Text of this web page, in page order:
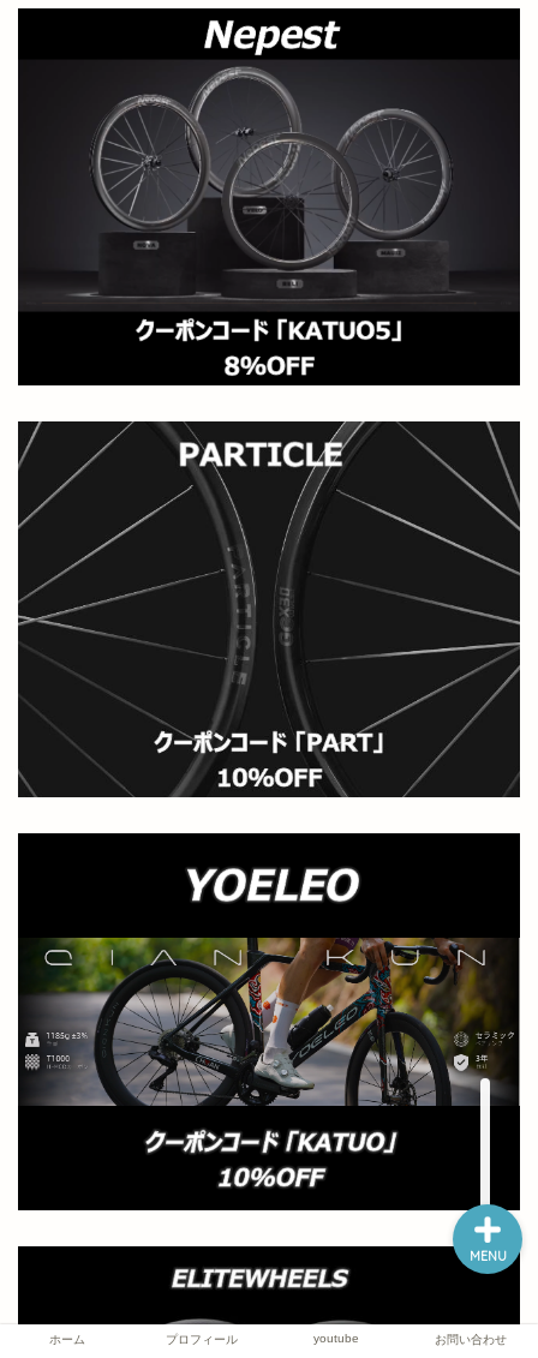
ホーム プロフィール youtube お問い合わせ
MENU
プロフィール
youtube